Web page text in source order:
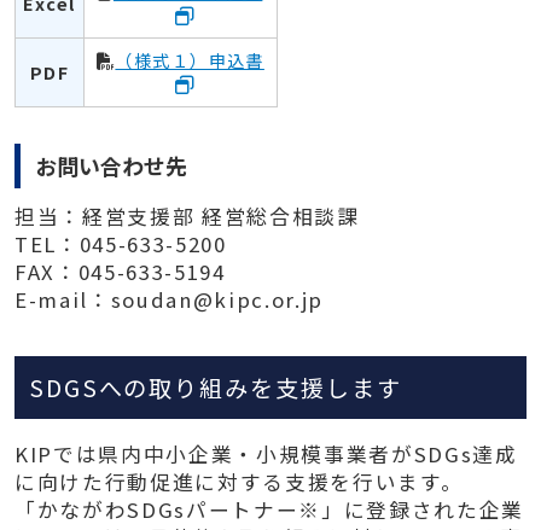
PDF （様式１）申込書
お問い合わせ先
担当：経営支援部 経営総合相談課
TEL：045-633-5200
FAX：045-633-5194
E-mail：soudan@kipc.or.jp
SDGSへの取り組みを支援します
KIPでは県内中小企業・小規模事業者がSDGs達成
に向けた行動促進に対する支援を行います。
「かながわSDGsパートナー※」に登録された企業